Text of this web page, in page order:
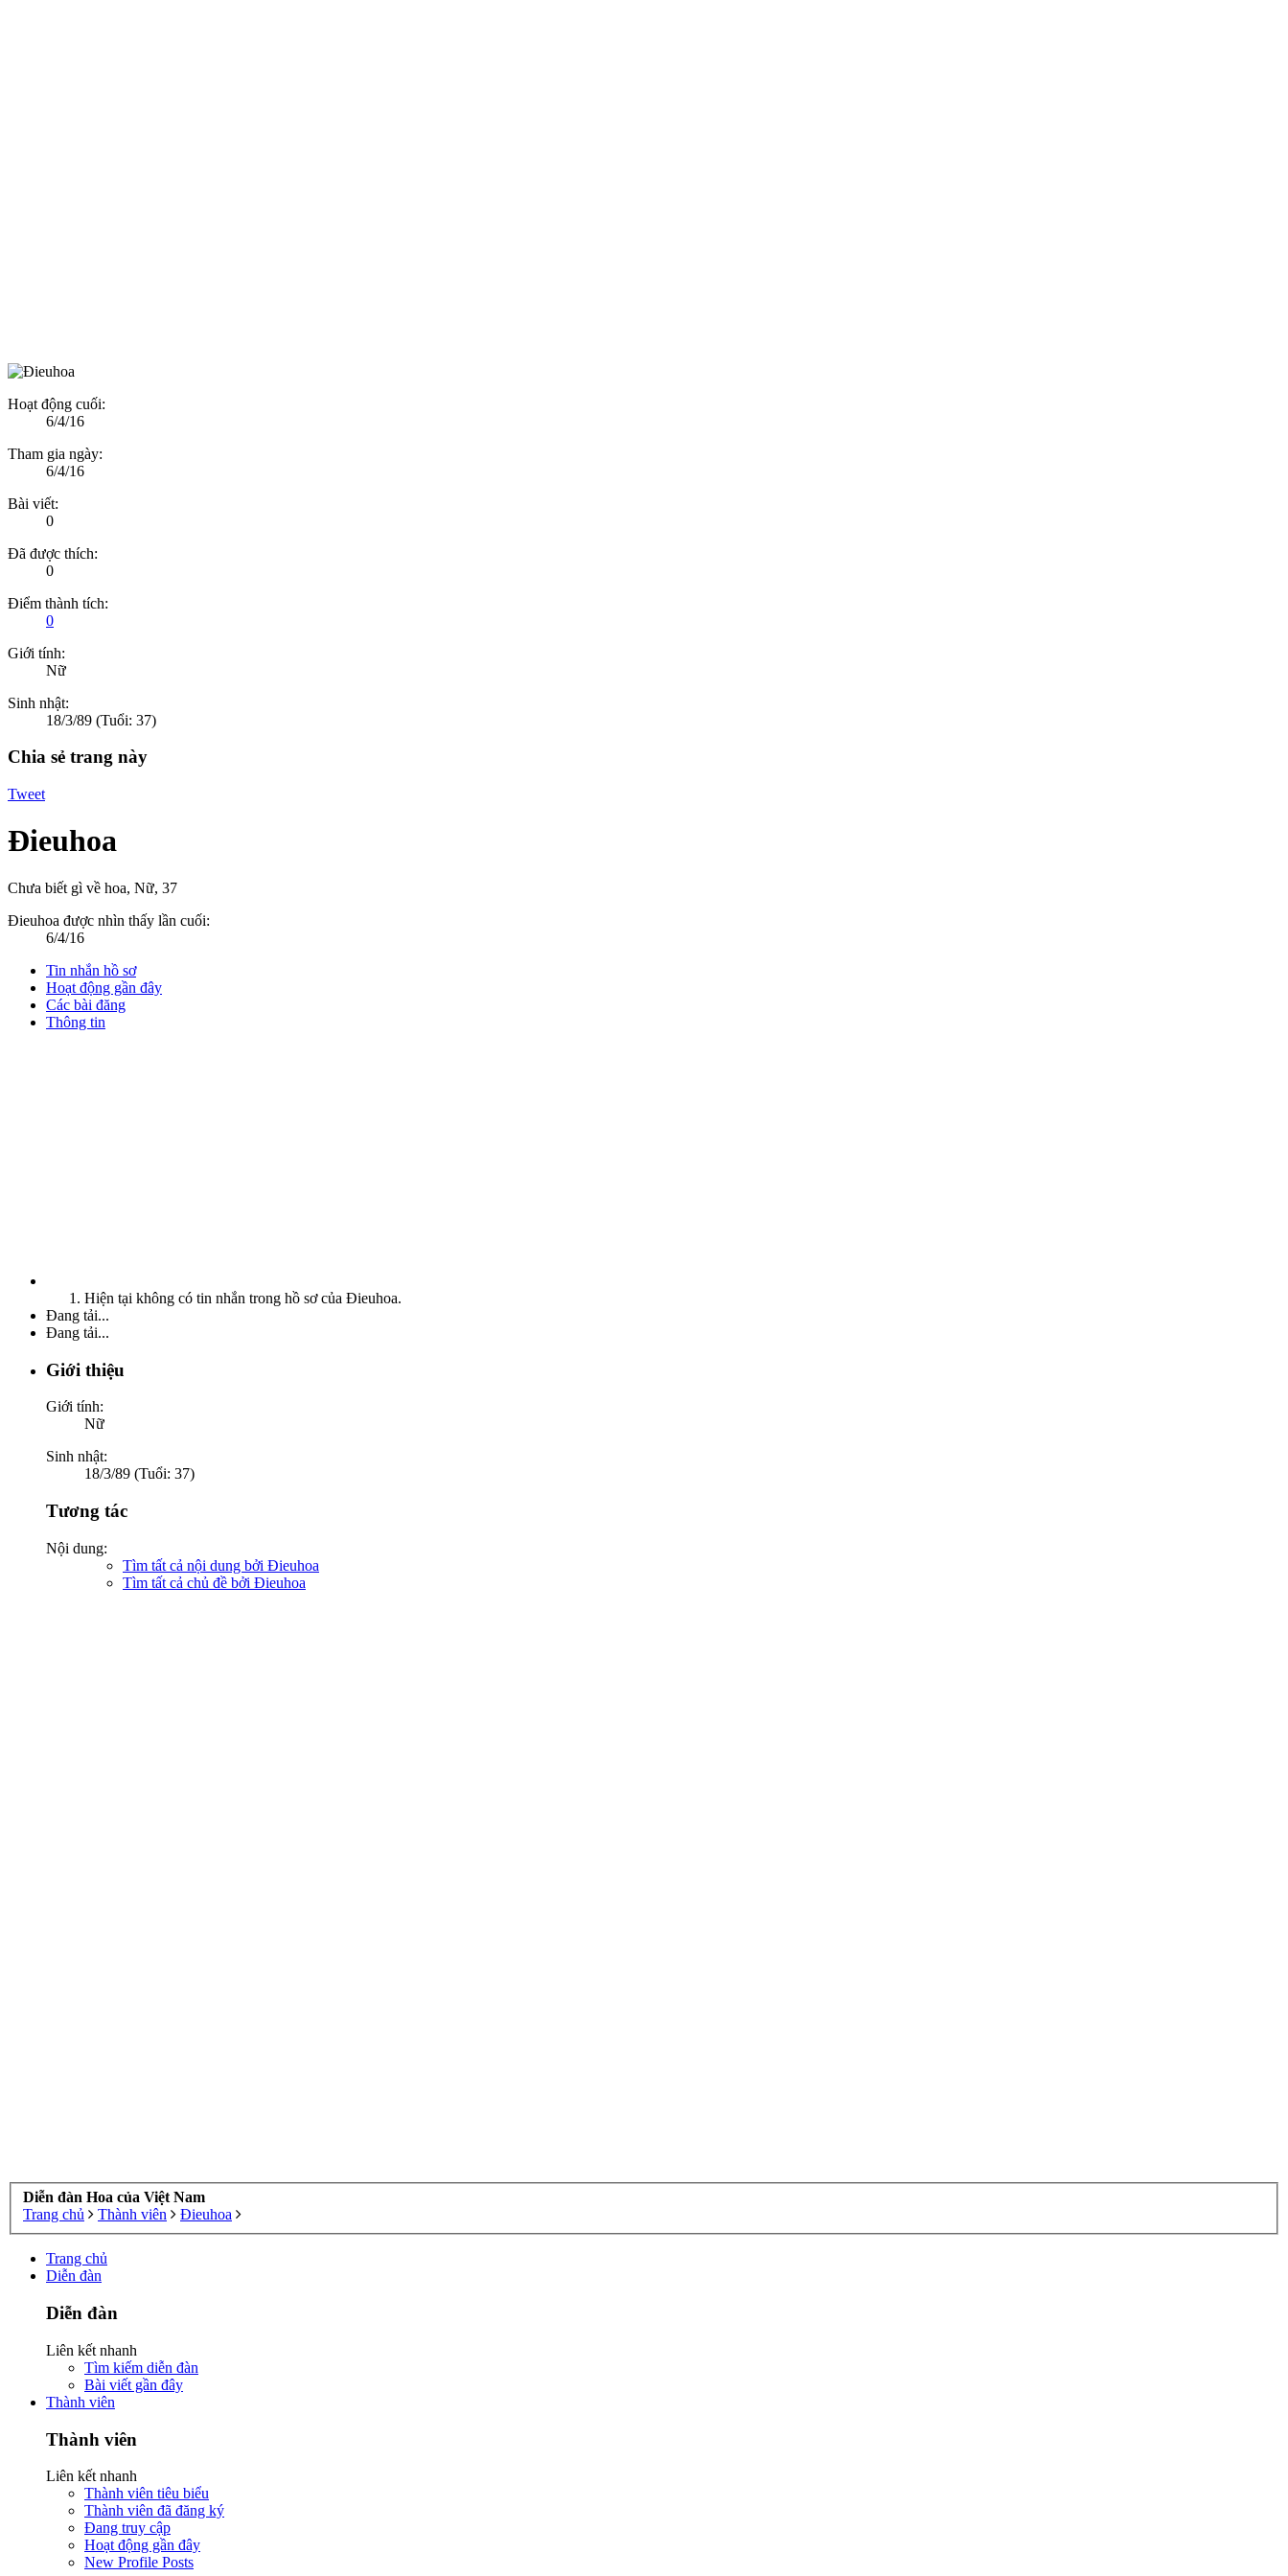
Hoạt động cuối:
6/4/16
Tham gia ngày:
6/4/16
Bài viết:
0
Đã được thích:
0
Điểm thành tích:
0
Giới tính:
Nữ
Sinh nhật:
18/3/89 (Tuổi: 37)
Chia sẻ trang này
Tweet
Đieuhoa
Chưa biết gì về hoa, Nữ, 37
Đieuhoa được nhìn thấy lần cuối:
6/4/16
Tin nhắn hồ sơ
Hoạt động gần đây
Các bài đăng
Thông tin
Hiện tại không có tin nhắn trong hồ sơ của Đieuhoa.
Đang tải...
Đang tải...
Giới thiệu
Giới tính:
Nữ
Sinh nhật:
18/3/89 (Tuổi: 37)
Tương tác
Nội dung:
Tìm tất cả nội dung bởi Đieuhoa
Tìm tất cả chủ đề bởi Đieuhoa
Diễn đàn Hoa của Việt Nam
Trang chủ
Thành viên Đieuhoa
Trang chủ
Diễn đàn
Diễn đàn
Liên kết nhanh
Tìm kiếm diễn đàn
Bài viết gần đây
Thành viên
Thành viên
Liên kết nhanh
Thành viên tiêu biểu
Thành viên đã đăng ký
Đang truy cập
Hoạt động gần đây
New Profile Posts